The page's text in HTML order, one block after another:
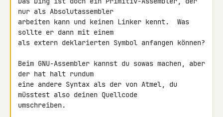
nur als Absolutassembler
arbeiten kann und keinen Linker kennt.  Was
sollte er dann mit einem
als extern deklarierten Symbol anfangen können?
Beim GNU-Assembler kannst du sowas machen, aber
der hat halt rundum
eine andere Syntax als der von Atmel, du
müsstest also deinen Quellcode
umschreiben.